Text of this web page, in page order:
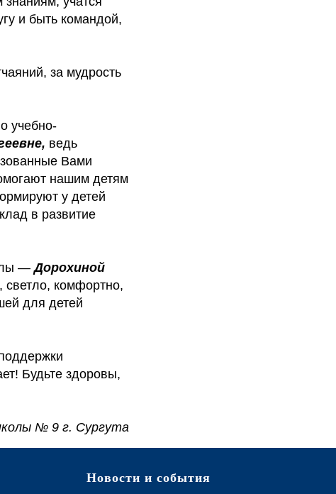
и быть командой,
за мудрость
учебно-
ведь
Вами
нашим детям
у детей
в развитие
—Дорохиной
комфортно,
для детей
Будьте здоровы,
№ 9 г. Сургута
Новости и события